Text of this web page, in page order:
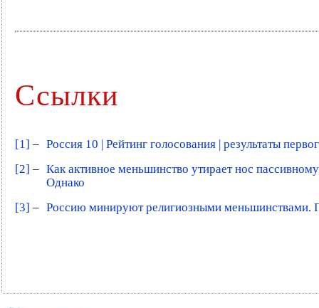
Ссылки
[1] – Россия 10 | Рейтинг голосования | результаты
[2] – Как активное меньшинство утирает нос
Однако
[3] – Россию минируют религиозными меньшинствами.